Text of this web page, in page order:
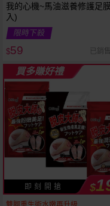
我的心機~馬油滋養修護足
入)
限時下殺
$59 已銷
買多賺好禮
即 刻 開 搶 $